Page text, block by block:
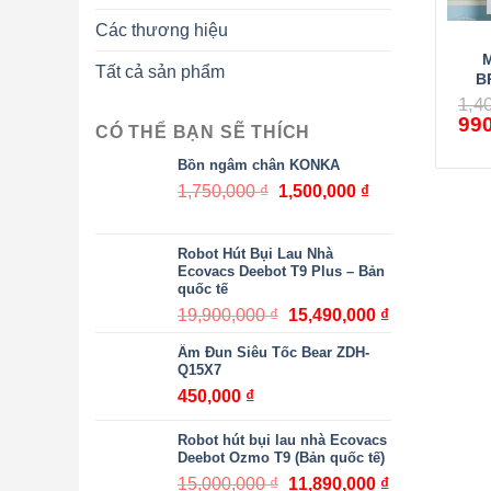
Các thương hiệu
Tất cả sản phẩm
CÓ THỂ BẠN SẼ THÍCH
Bồn ngâm chân KONKA
1,750,000₫ 1,500,000 ₫
Robot Hút Bụi Lau Nhà
Ecovacs Deebot T9 Plus – Bản
quốc tế
19,900,000₫ 15,490,000 ₫
Ấm Đun Siêu Tốc Bear ZDH-
Q15X7
450,000 ₫
Robot hút bụi lau nhà Ecovacs
Deebot Ozmo T9 (Bản quốc tế)
15,000,000₫ 11,890,000 ₫